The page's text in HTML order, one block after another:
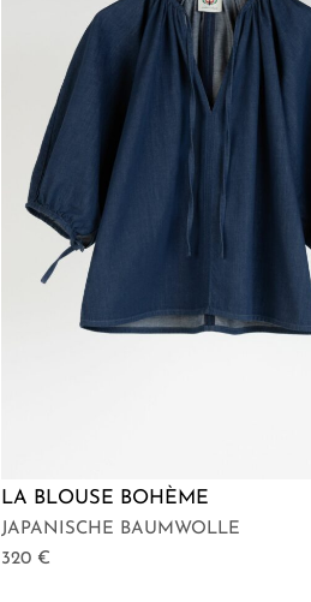
LA BLOUSE BOHÈME
JAPANISCHE BAUMWOLLE
320 €